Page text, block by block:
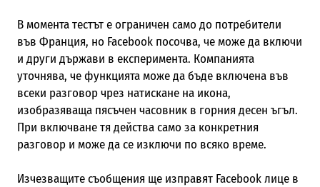
В момента тестът е ограничен само до потребители
във Франция, но Facebook посочва, че може да включи
и други държави в експеримента. Компанията
уточнява, че функцията може да бъде включена във
всеки разговор чрез натискане на икона,
изобразяваща пясъчен часовник в горния десен ъгъл.
При включване тя действа само за конкретния
разговор и може да се изключи по всяко време.
Изчезващите съобщения ще изправят Facebook лице в